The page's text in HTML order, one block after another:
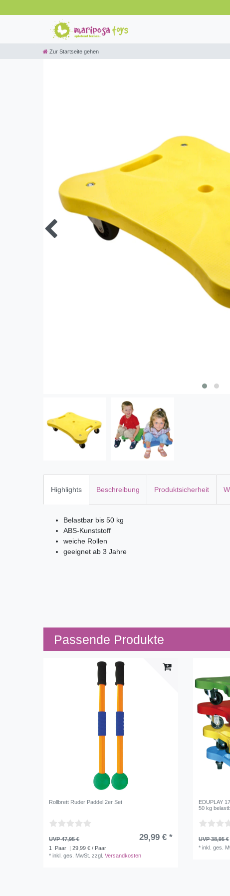
Zur Startseite gehen
Highlights Beschreibung Produktsicherheit
Belastbar bis 50 kg
ABS-Kunststoff
weiche Rollen
geeignet ab 3 Jahre
Passende Produkte
Rollbrett Ruder Paddel 2er Set
UVP 47,95 € 29,99 € *
1 Paar | 29,99 € / Paar
*inkl. ges. MwSt. zzgl.Versandkosten
EDUPLAY
50 kg
UVP 38,95 €
*inkl. ges.